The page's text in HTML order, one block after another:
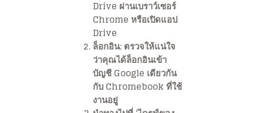
Drive ผ่านเบราว์เซอร์
Chrome หรือเปิดแอป
Drive
ล็อกอิน: ตรวจให้แน่ใจ
ว่าคุณได้ล็อกอินเข้า
บัญชี Google เดียวกัน
กับ Chromebook ที่ใช้
งานอยู่